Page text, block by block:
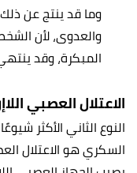
وما قد ينتج عن
والعدوى، لأن
المبكرة، وقد
الاعتلال العصبي
النوع الثاني الأكثر
السكري هو الاعتلال